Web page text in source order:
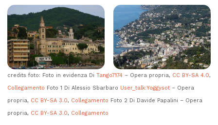
credits foto: Foto in evidenza Di Tango7174 – Opera propria, CC BY-SA 4.0,
Collegamento Foto 1 Di Alessio Sbarbaro User_talk:Yoggysot – Opera
propria, CC BY-SA 3.0, Collegamento Foto 2 Di Davide Papalini – Opera
propria, CC BY-SA 3.0, Collegamento